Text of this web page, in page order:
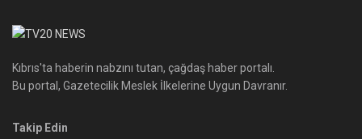
Kıbrıs'ta haberin nabzını tutan, çağdaş haber portalı.
Bu portal, Gazetecilik Meslek İlkelerine Uygun Davranır.
Takip Edin